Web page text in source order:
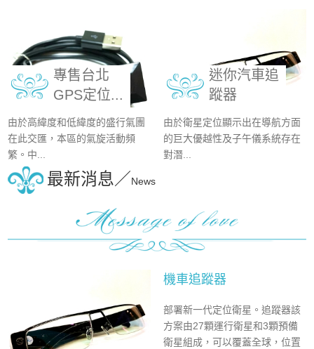
專售台北
GPS定位...
由於高緯度和低緯度的盛行氣團
在此交匯，本區的氣旋活動頻
繁。中...
迷你汽車追
蹤器
由於衛星定位顯示出在導航方面
的巨大優越性及子午儀系統存在
對潛...
最新消息／News
機車追蹤器
部署新一代定位衛星。追蹤器該
方案由27顆運行衛星和3顆預備
衛星組成，可以覆蓋全球，位置